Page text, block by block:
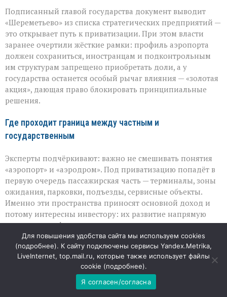
Подписанный главой государства документ выводит
«Шереметьево» из списка стратегических предприятий —
это открывает путь к приватизации. При этом власти
заранее очертили жёсткие рамки: профиль аэропорта
должен сохраниться, иностранцам и подконтрольным
им структурам запрещено приобретать доли, а у
государства останется особый рычаг влияния — «золотая
акция», дающая право блокировать принципиальные
решения.
Где проходит граница между частным и
государственным
Эксперты подчёркивают: важно не смешивать понятия
«аэропорт» и «аэродром». Под приватизацию попадёт в
первую очередь пассажирская часть — терминалы, зоны
ожидания, парковки, подъезды, сервисные объекты.
Именно эти пространства приносят основной доход и
потому интересны инвестору: их развитие напрямую
влияет на комфорт пассажиров и выручку.
А вот аэродромная инфраструктура —
взлётно‑посадочные полосы, рулёжные дорожки,
перроны, навигационное оборудование — останется в
государственной собственности. Её не продают, но
передают в управление: инвестор будет отвечать за
Для повышения удобства сайта мы используем cookies
(подробнее). К сайту подключены сервисы Yandex.Metrika,
LiveInternet, top.mail.ru, которые также использует файлы
cookie (подробнее).
Я согласен/согласна